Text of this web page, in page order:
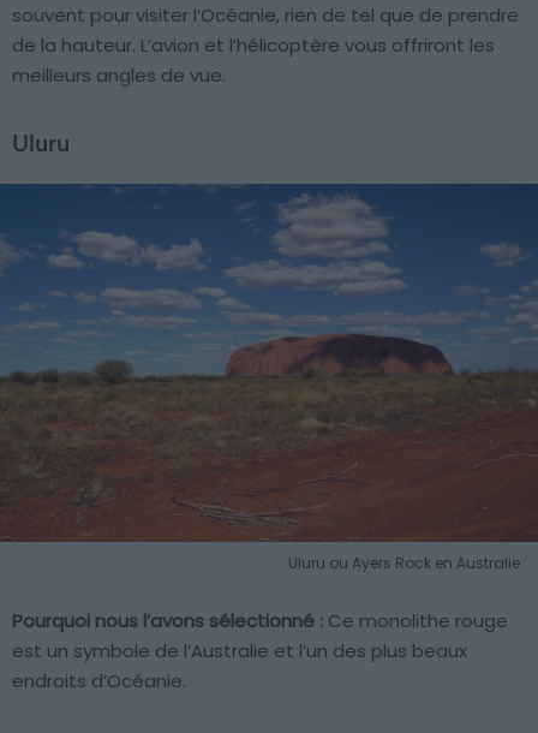
souvent pour visiter l’Océanie, rien de tel que de prendre
de la hauteur. L’avion et l’hélicoptère vous offriront les
meilleurs angles de vue.
Uluru
Uluru ou Ayers Rock en Australie
Pourquoi nous l’avons sélectionné : Ce monolithe rouge
est un symbole de l’Australie et l’un des plus beaux
endroits d’Océanie.